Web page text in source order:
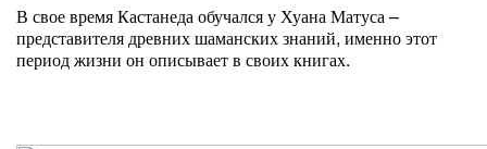
В свое время Кастанеда обучался у Хуана Матуса –
представителя древних шаманских знаний, именно этот
период жизни он описывает в своих книгах.